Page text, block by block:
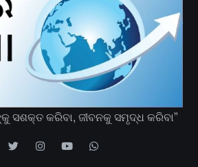
କରିବା, ଜୀବନକୁ ସମୃଦ୍ଧ କରିବା”